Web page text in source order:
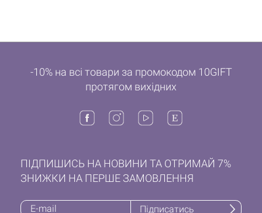
-10% на всі товари за промокодом 10GIFT
протягом вихідних
ПІДПИШИСЬ НА НОВИНИ ТА ОТРИМАЙ 7%
ЗНИЖКИ НА ПЕРШЕ ЗАМОВЛЕННЯ
Підписатись